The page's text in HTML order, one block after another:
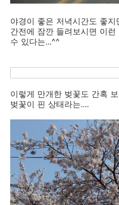
야경이 좋은 저녁시간도 좋
간전에 잠깐 들려보시면 이
수 있다는...^^
이렇게 만개한 벚꽃도 간혹
벚꽃이 핀 상태라는....